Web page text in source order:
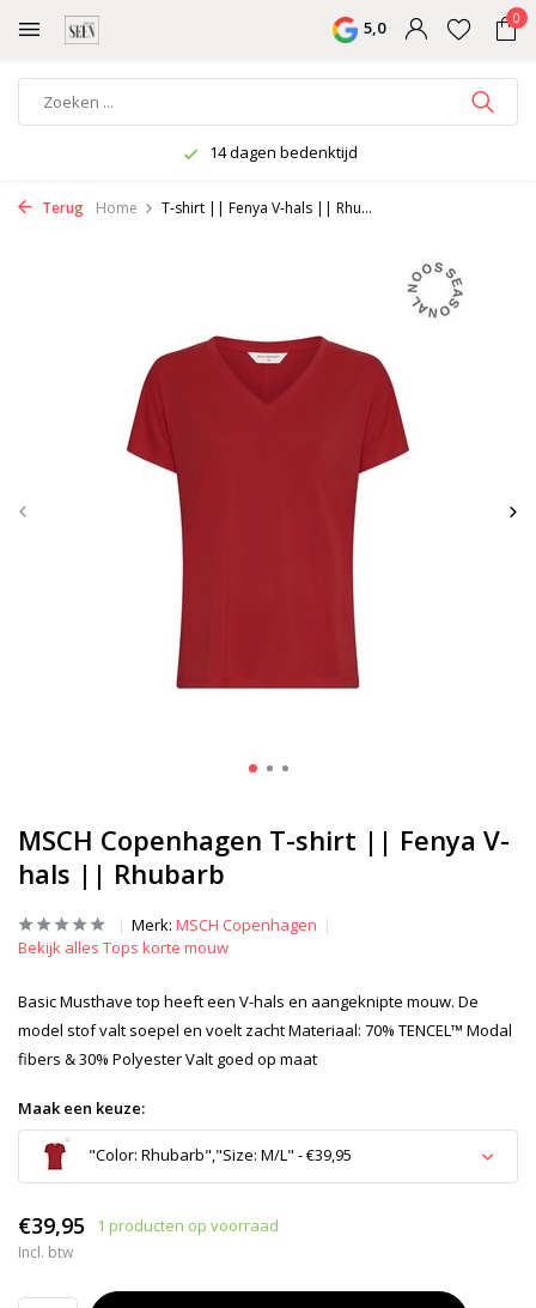
5,0 0
14 dagen bedenktijd
Terug Home T-shirt || Fenya V-hals || Rhu...
MSCH Copenhagen T-shirt || Fenya V-
hals || Rhubarb
Merk: MSCH Copenhagen
Bekijk alles Tops korte mouw
Basic Musthave top heeft een V-hals en aangeknipte mouw. De
model stof valt soepel en voelt zacht Materiaal: 70% TENCEL™ Modal
fibers & 30% Polyester Valt goed op maat
Maak een keuze:
"Color: Rhubarb","Size: M/L" - €39,95
€39,95 1 producten op voorraad
Incl. btw